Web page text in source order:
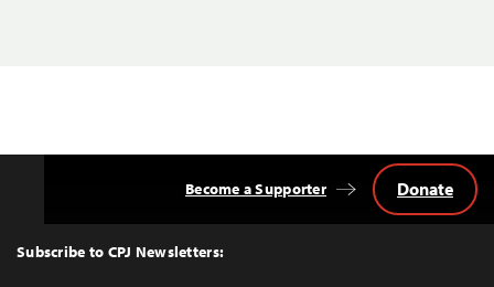
Top
Subscribe to CPJ Newsletters:
Become a Supporter Donate